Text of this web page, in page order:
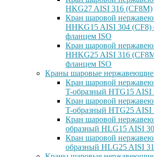
HKG27 AISI 316 (CF8M)
Кран шаровой
HHKG15 AISI 304
фланцем ISO
Кран шаровой
HHKG25 AISI 316
фланцем ISO
Краны шаровые нержавеющие
Кран шаровой
T-образный HTG15 AISI
Кран шаровой
T-образный HTG25 AISI
Кран шаровой
образный HLG15 AISI
Кран шаровой
образный HLG25 AISI